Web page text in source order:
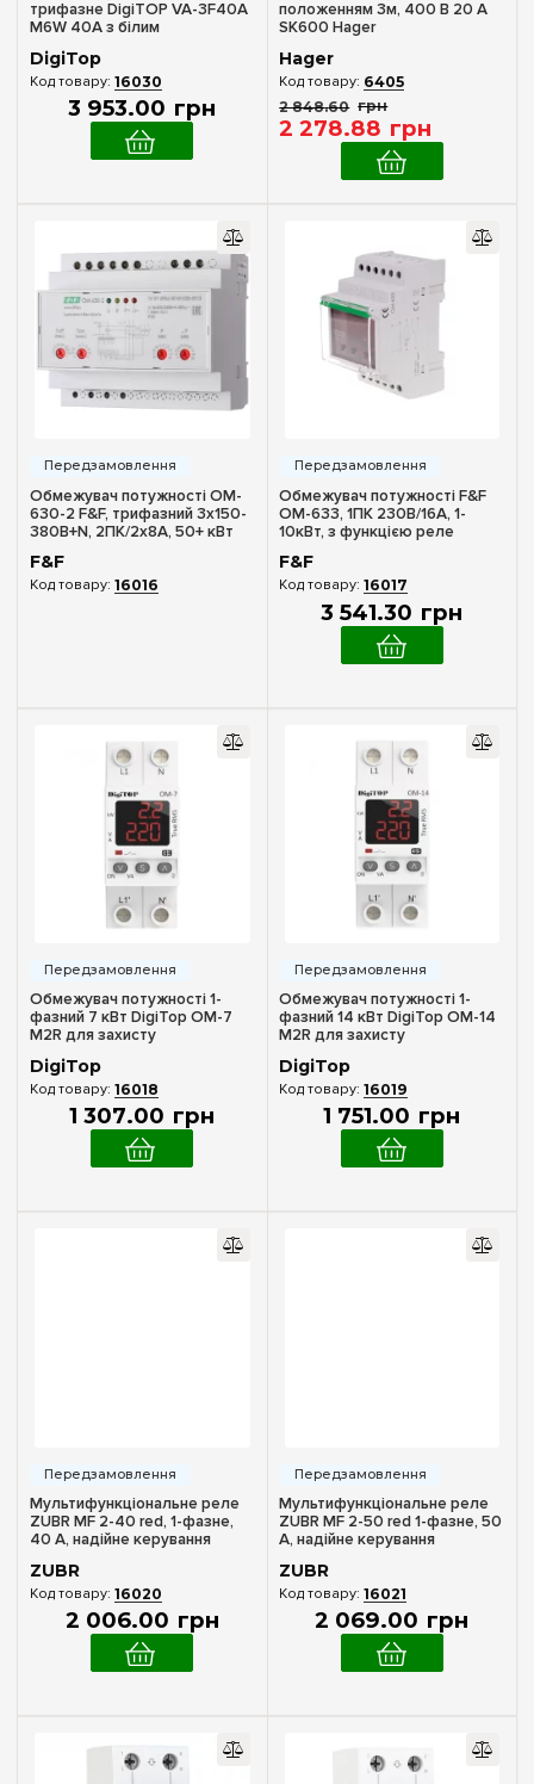
Колір
Жовтий(6)
Зелений(13)
Мережа
1 фаза (66)
3 фази(33)
Клемне
Пряме(4)
Трансформаторне (1)
220V (AC)(3)
230V (AC)(5)
380V (AC) (2)
Положення контактів
1 ПК(1)
2 Н.О(3)
2 ПК(1)
3 ПК (1)
трифазне DigiTOP VA-3F40A
M6W 40А з білим
DigiTop
16030
3 953.00 грн
положенням 3м, 400 В 20 А
SK600 Hager
Hager
6405
2 848.60 грн
2 278.88 грн
Обмежувач потужності OM-
630-2 F&F, трифазний 3х150-
380В+N, 2ПК/2x8А, 50+ кВт
F&F
16016
Обмежувач потужності F&F
ОМ-633, 1ПК 230В/16А, 1-
10кВт, з функцією реле
F&F
16017
3 541.30 грн
Обмежувач потужності 1-
фазний 7 кВт DigiTop ОМ-7
M2R для захисту
електромережі
DigiTop
16018
1 307.00 грн
Обмежувач потужності 1-
фазний 14 кВт DigiTop ОМ-14
M2R для захисту
електромережі
DigiTop
16019
1 751.00 грн
Мультифункціональне реле
ZUBR MF 2-40 red, 1-фазне,
40 А, надійне керування
ZUBR
16020
2 006.00 грн
Мультифункціональне реле
ZUBR MF 2-50 red 1-фазне, 50
А, надійне керування
ZUBR
16021
2 069.00 грн